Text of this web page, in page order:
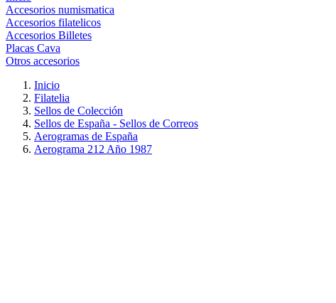
Accesorios numismatica
Accesorios filatelicos
Accesorios Billetes
Placas Cava
Otros accesorios
Inicio
Filatelia
Sellos de Colección
Sellos de España - Sellos de Correos
Aerogramas de España
Aerograma 212 Año 1987